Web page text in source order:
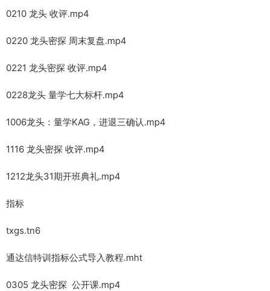
0210 龙头 收评.mp4
0220 龙头密探 周末复盘.mp4
0221 龙头密探 收评.mp4
0228龙头 量学七大标杆.mp4
1006龙头：量学KAG，进退三确认.mp4
1116 龙头密探 收评.mp4
1212龙头31期开班典礼.mp4
指标
txgs.tn6
通达信特训指标公式导入教程.mht
0305 龙头密探 公开课.mp4